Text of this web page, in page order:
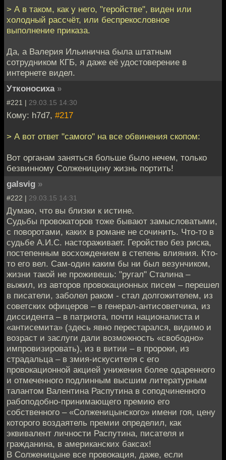
> А в таком, как у него, "геройстве", виден или
холодный рассчёт, или беспрекословное
выполнение приказа.
Да, а Валерия Ильинична была штатным
сотрудником КГБ, я даже её удостоверение в
интернете видел.
Утконосиха »
#221 | 29.03.15 14:30
Кому: h7d7, #217
> А вот ответ "самого" на все обвинения скопом:
Вот органам заняться больше было нечем, только
безвинному Солженицину жизнь портить!
galsvig »
#222 | 29.03.15 14:31
Думаю, что вы близки к истине.
Судьбы провокаторов тоже бывают замысловатыми,
с поворотами, каких в романе не сочинить. Что-то в
судьбе А.И.С. настораживает. Геройство без риска,
постепенным восхождением в степень влияния. Кто-
то его вел. Сам-один каким бы ни был везунчиком,
жизни такой не проживешь: "ругал" Сталина –
выжил, из авторов провокационных писем – перешел
в писатели, заболел раком - стал долгожителем, из
советских офицеров – в генерал-антисоветчика, из
диссидента – в патриота, почти националиста и
«антисемита» (здесь явно перестарался, видимо и
возраст и заслуги дали возможность «свободно»
импровизировать), из в витии – в пророки, из
страдальца – в змия-искусителя с его
провокационной акцией унижения более одаренного
и отмеченного подлинным высшим литературным
талантом Валентина Распутина в соподчиненного
рабоподобно-принимающего премию его
собственного – «Солженицынского» имени гоя, цену
которого воздаятель премии определил, как
эквивалент личности Распутина, писателя и
гражданина, в американских баксах!
В Солженицыне все провокация, даже, если